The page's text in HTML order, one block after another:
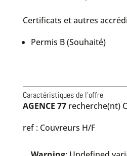
Certificats et autres
Permis B (Souhaité)
Caractéristiques de l'offre
AGENCE 77recherche(nt)
ref : Couvreurs H/F